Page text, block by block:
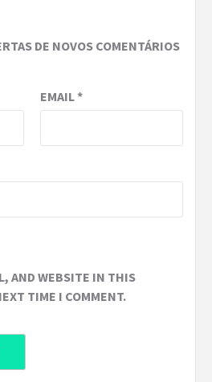
DE NOVOS COMENTÁRIOS
EMAIL*
AND WEBSITE IN THIS
TIME I COMMENT.